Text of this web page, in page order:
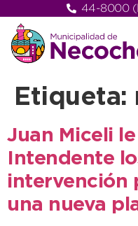
44-8000
Etiqueta:
Juan Miceli
Intendente
intervención
una nueva